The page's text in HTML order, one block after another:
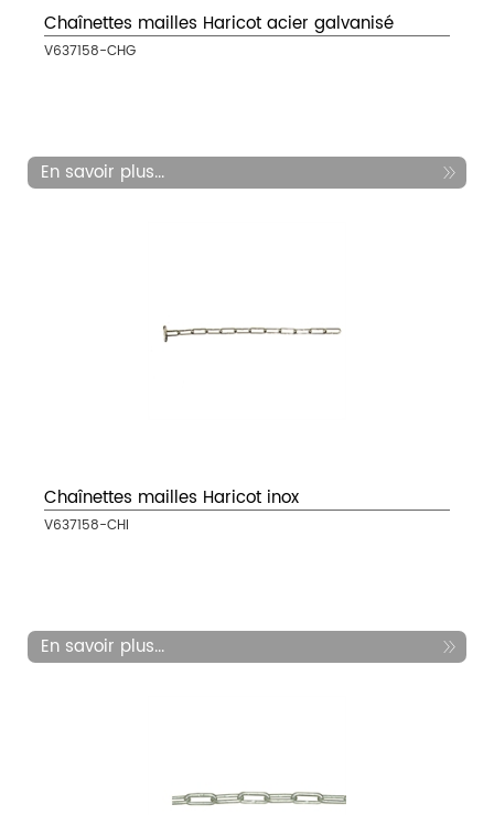
Chaînettes mailles Haricot acier galvanisé
V637158-CHG
En savoir plus...
Chaînettes mailles Haricot inox
V637158-CHI
En savoir plus...